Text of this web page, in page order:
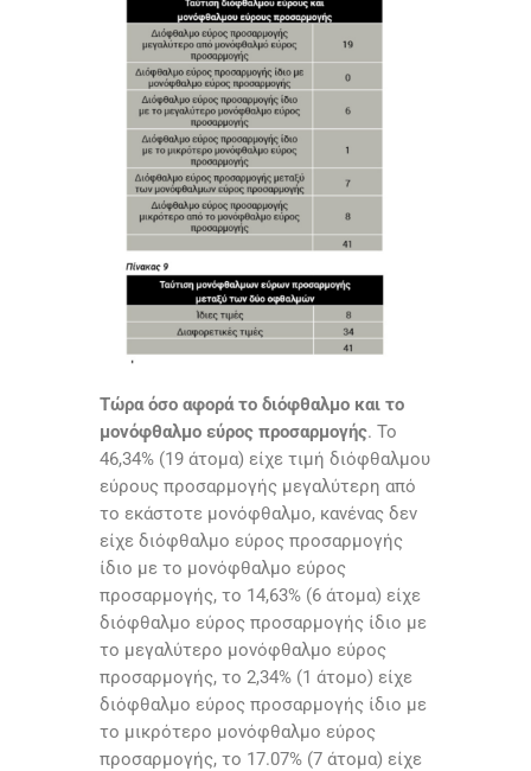
Τώρα όσο αφορά το διόφθαλμο και το
μονόφθαλμο εύρος προσαρμογής. Το
46,34% (19 άτομα) είχε τιμή διόφθαλμου
εύρους προσαρμογής μεγαλύτερη από
το εκάστοτε μονόφθαλμο, κανένας δεν
είχε διόφθαλμο εύρος προσαρμογής
ίδιο με το μονόφθαλμο εύρος
προσαρμογής, το 14,63% (6 άτομα) είχε
διόφθαλμο εύρος προσαρμογής ίδιο με
το μεγαλύτερο μονόφθαλμο εύρος
προσαρμογής, το 2,34% (1 άτομο) είχε
διόφθαλμο εύρος προσαρμογής ίδιο με
το μικρότερο μονόφθαλμο εύρος
προσαρμογής, το 17.07% (7 άτομα) είχε